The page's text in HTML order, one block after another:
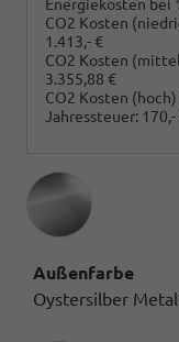
Energiekosten bei
CO2 Kosten
1.413,- €
CO2 Kosten
3.355,88 €
CO2 Kosten (hoch)
Jahressteuer: 170,-
Außenfarbe
Oystersilber